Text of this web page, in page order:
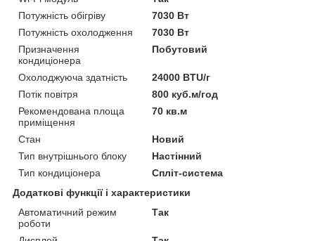
Потужність обігріву
7030 Вт
Потужність охолодження
7030 Вт
Призначення
кондиціонера
Побутовий
Охолоджуюча здатність
24000 BTU/г
Потік повітря
800 куб.м/год
Рекомендована площа
приміщення
70 кв.м
Стан
Новий
Тип внутрішнього блоку
Настінний
Тип кондиціонера
Спліт-система
Додаткові функції і характеристики
Автоматичний режим
роботи
Так